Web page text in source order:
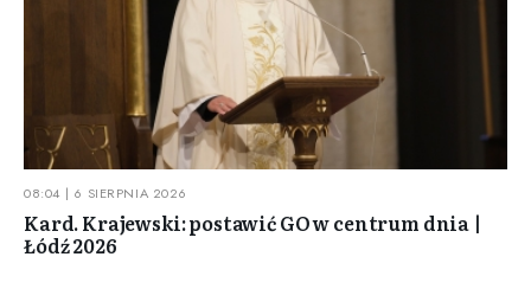
08:04 | 6 SIERPNIA 2026
Kard. Krajewski: postawić GO w centrum dnia |
Łódź 2026